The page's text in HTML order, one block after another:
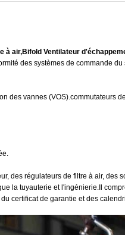
air,Bifold Ventilateur
des systèmes de commande
des vannes (VOS).commutateurs
des régulateurs de filtre à air, des
la tuyauterie et l'ingénierie.Il
certificat de garantie et des